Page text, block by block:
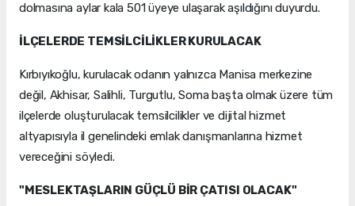
dolmasına aylar kala 501 üyeye ulaşarak aşıldığını duyurdu.
İLÇELERDE TEMSİLCİLİKLER KURULACAK
Kırbıyıkoğlu, kurulacak odanın yalnızca Manisa merkezine
değil, Akhisar, Salihli, Turgutlu, Soma başta olmak üzere tüm
ilçelerde oluşturulacak temsilcilikler ve dijital hizmet
altyapısıyla il genelindeki emlak danışmanlarına hizmet
vereceğini söyledi.
"MESLEKTAŞLARIN GÜÇLÜ BİR ÇATISI OLACAK"